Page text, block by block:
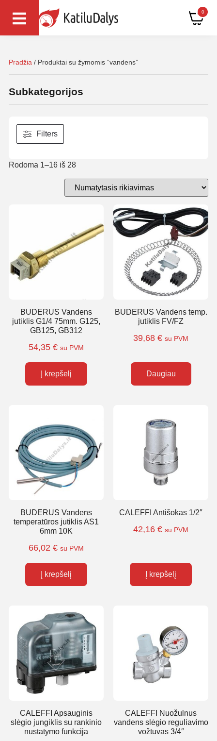
0
Pradžia / Produktai su žymomis “vandens”
Subkategorijos
Filters
Rodoma 1–16 iš 28
BUDERUS Vandens
jutiklis G1/4 75mm. G125,
GB125, GB312
54,35 € su PVM
Į krepšelį
BUDERUS Vandens temp.
jutiklis FV/FZ
39,68 € su PVM
Daugiau
BUDERUS Vandens
temperatūros jutiklis AS1
6mm 10K
66,02 € su PVM
Į krepšelį
CALEFFI Antišokas 1/2″
42,16 € su PVM
Į krepšelį
CALEFFI Apsauginis
slėgio jungiklis su rankinio
nustatymo funkcija
CALEFFI Nuožulnus
vandens slėgio reguliavimo
vožtuvas 3/4″